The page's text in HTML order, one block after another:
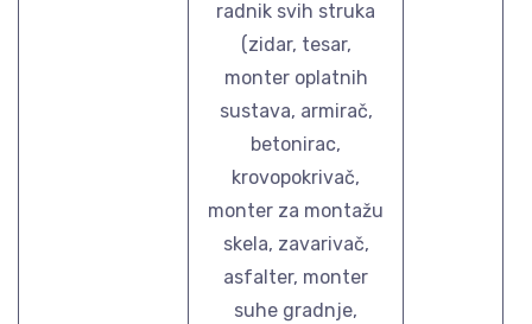
radnik svih struka
(zidar, tesar,
monter oplatnih
sustava, armirač,
betonirac,
krovopokrivač,
monter za montažu
skela, zavarivač,
asfalter, monter
suhe gradnje,